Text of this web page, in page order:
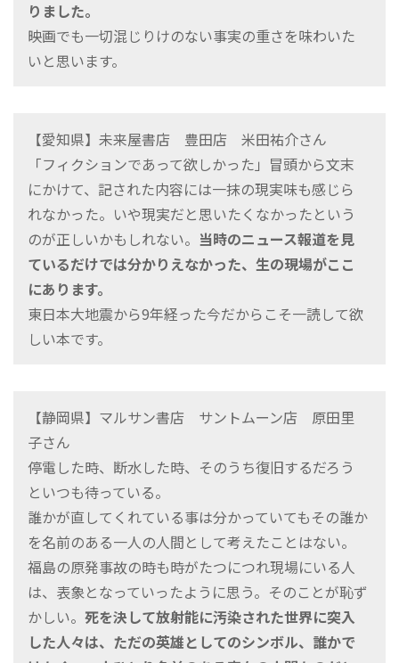
りました。
映画でも一切混じりけのない事実の重さを味わいた
いと思います。
【愛知県】未来屋書店 豊田店 米田祐介さん
「フィクションであって欲しかった」冒頭から文末
にかけて、記された内容には一抹の現実味も感じら
れなかった。いや現実だと思いたくなかったという
のが正しいかもしれない。 当時のニュース報道を見
ているだけでは分かりえなかった、生の現場がここ
にあります。
東日本大地震から9年経った今だからこそ一読して欲
しい本です。
【静岡県】マルサン書店 サントムーン店 原田里
子さん
停電した時、断水した時、そのうち復旧するだろう
といつも待っている。
誰かが直してくれている事は分かっていてもその誰か
を名前のある一人の人間として考えたことはない。
福島の原発事故の時も時がたつにつれ現場にいる人
は、表象となっていったように思う。そのことが恥ず
かしい。 死を決して放射能に汚染された世界に突入
した人々は、ただの英雄としてのシンボル、誰かで